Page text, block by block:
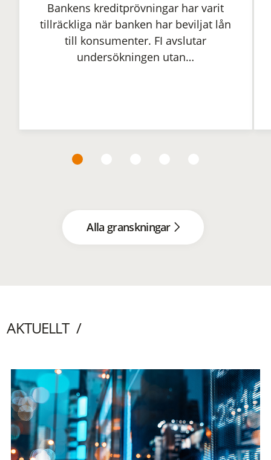
Bankens kreditprövningar har varit
tillräckliga när banken har beviljat lån
till konsumenter. FI avslutar
undersökningen utan…
Alla granskningar
AKTUELLT